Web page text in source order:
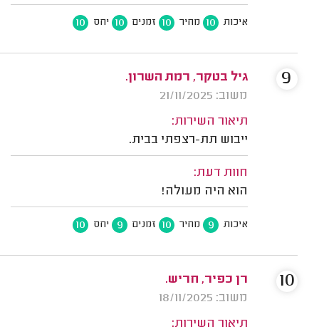
איכות 10 מחיר 10 זמנים 10 יחס 10
גיל בטקר, רמת השרון.
משוב: 21/11/2025
תיאור השירות:
ייבוש תת-רצפתי בבית.
חוות דעת:
הוא היה מעולה!
איכות 9 מחיר 10 זמנים 9 יחס 10
9
רן כפיר, חריש.
משוב: 18/11/2025
תיאור השירות:
10